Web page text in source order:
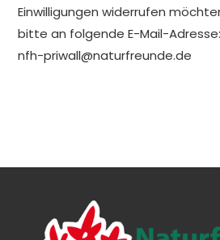
Einwilligungen widerrufen
bitte an folgende E-Mail-Adresse:
nfh-priwall@naturfreunde.de